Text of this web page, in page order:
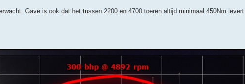
Gave is ook dat het tussen 2200 en 4700 toeren altijd minimaal 450Nm